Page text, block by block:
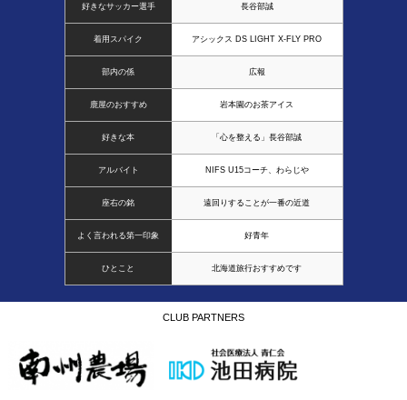
好きなサッカー選手 長谷部誠
着用スパイク アシックス DS LIGHT X-FLY PRO
部内の係 広報
鹿屋のおすすめ 岩本園のお茶アイス
好きな本 「心を整える」長谷部誠
アルバイト NIFS U15コーチ、わらじや
座右の銘 遠回りすることが一番の近道
よく言われる第一印象 好青年
ひとこと 北海道旅行おすすめです
CLUB PARTNERS